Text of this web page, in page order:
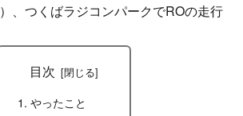
、つくばラジコンパークでROの走行
目次
やったこと